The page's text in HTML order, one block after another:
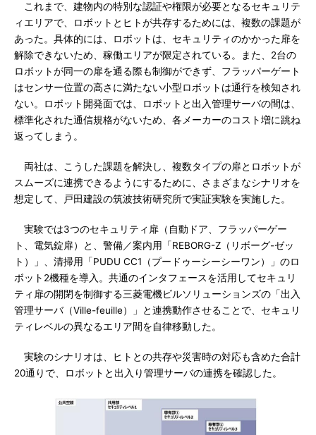
これまで、建物内の特別な認証や権限が必要となるセキュリテ
ィエリアで、ロボットとヒトが共存するためには、複数の課題が
あった。具体的には、ロボットは、セキュリティのかかった扉を
解除できないため、稼働エリアが限定されている。また、2台の
ロボットが同一の扉を通る際も制御ができず、フラッパーゲート
はセンサー位置の高さに満たない小型ロボットは通行を検知され
ない。ロボット開発面では、ロボットと出入管理サーバの間は、
標準化された通信規格がないため、各メーカーのコスト増に跳ね
返ってしまう。
両社は、こうした課題を解決し、複数タイプの扉とロボットが
スムーズに連携できるようにするために、さまざまなシナリオを
想定して、戸田建設の筑波技術研究所で実証実験を実施した。
実験では3つのセキュリティ扉（自動ドア、フラッパーゲー
ト、電気錠扉）と、警備／案内用「REBORG-Z（リボーグ-ゼッ
ト）」、清掃用「PUDU CC1（プードゥーシーシーワン）」のロ
ボット2機種を導入。共通のインタフェースを活用してセキュリ
ティ扉の開閉を制御する三菱電機ビルソリューションズの「出入
管理サーバ（Ville-feuille）」と連携動作させることで、セキュリ
ティレベルの異なるエリア間を自律移動した。
実験のシナリオは、ヒトとの共存や災害時の対応も含めた合計
20通りで、ロボットと出入り管理サーバの連携を確認した。